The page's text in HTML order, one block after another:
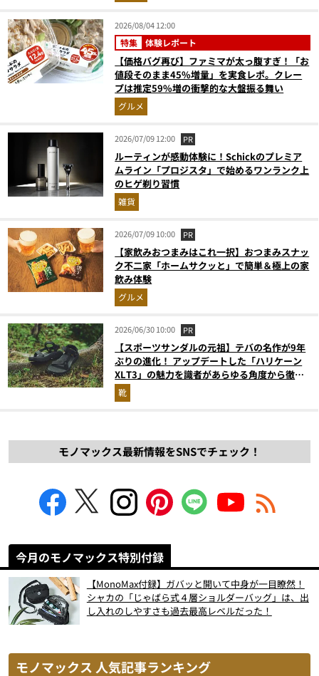
2026/08/04 12:00
特集 体験レポート
【価格バグ再び】ファミマが太っ腹すぎ！「お
値段そのまま45%増量」を実食レポ。クレー
プは推定59%増の衝撃的な大盤振る舞い
グルメ
2026/07/09 12:00 PR
ルーティンが感動体験に！Schickのプレミア
ムライン「プロジスタ」で始めるワンランク上
のヒゲ剃り習慣
雑貨
2026/07/09 10:00 PR
【家飲みおつまみはこれ一択】おつまみスナッ
ク不二家「ホームサクッと」で簡単＆極上の家
飲み体験
グルメ
2026/06/30 10:00 PR
【スポーツサンダルの元祖】テバの名作が9年
ぶりの進化！ アップデートした「ハリケーン
XLT3」の魅力を識者があらゆる角度から徹底
解説！
靴
モノマックス最新情報をSNSでチェック！
今月のモノマックス特別付録
【MonoMax付録】ガバッと開いて中身が一目瞭然！
シャカの「じゃばら式４層ショルダーバッグ」は、出
し入れのしやすさも過去最高レベルだった！
モノマックス 人気記事ランキング